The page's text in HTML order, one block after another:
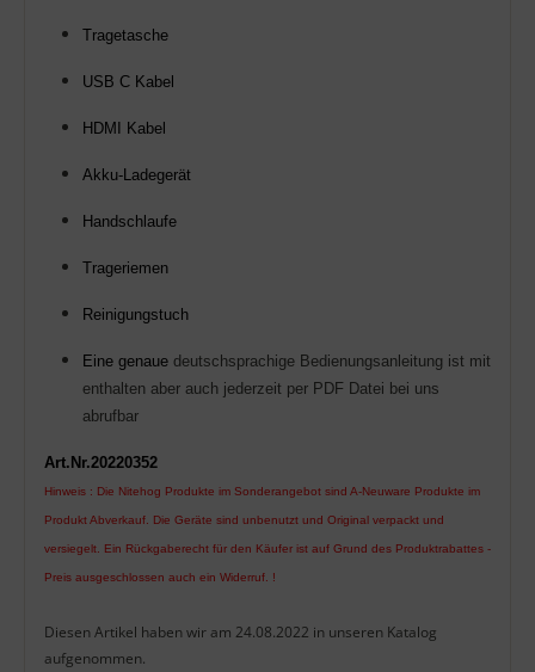
Tragetasche
USB C Kabel
HDMI Kabel
Akku-Ladegerät
Handschlaufe
Trageriemen
Reinigungstuch
Eine genaue deutschsprachige Bedienungsanleitung ist mit
enthalten aber auch jederzeit per PDF Datei bei uns
abrufbar
Art.Nr.20220352
Hinweis : Die Nitehog Produkte im Sonderangebot sind A-Neuware Produkte im
Produkt Abverkauf. Die Geräte sind unbenutzt und Original verpackt und
versiegelt. Ein Rückgaberecht für den Käufer ist auf Grund des Produktrabattes -
Preis ausgeschlossen auch ein Widerruf. !
Diesen Artikel haben wir am 24.08.2022 in unseren Katalog
aufgenommen.